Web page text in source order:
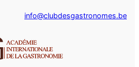
info@clubdesgastronomes.be